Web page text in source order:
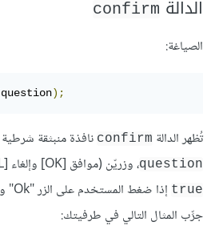
الدالة confirm
الصياغة:
question);
تُظهر الدالة confirm نافذة منبثقة
question، وزريّن (موافق [OK] وإلغاء [CANCEL]). تكون النتيجة
true إذا ضغط المستخدم على الزر "Ok" وتكون
جرِّب المثال التالي في طرفيتك: